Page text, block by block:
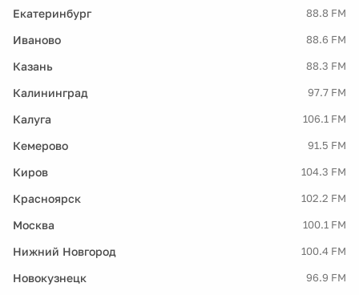
Екатеринбург 88.8 FM
Иваново 88.6 FM
Казань 88.3 FM
Калининград 97.7 FM
Калуга 106.1 FM
Кемерово 91.5 FM
Киров 104.3 FM
Красноярск 102.2 FM
Москва 100.1 FM
Нижний Новгород 100.4 FM
Новокузнецк 96.9 FM